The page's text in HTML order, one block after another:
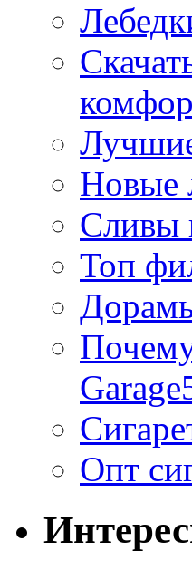
Новые
Сливы
Топ
Опт